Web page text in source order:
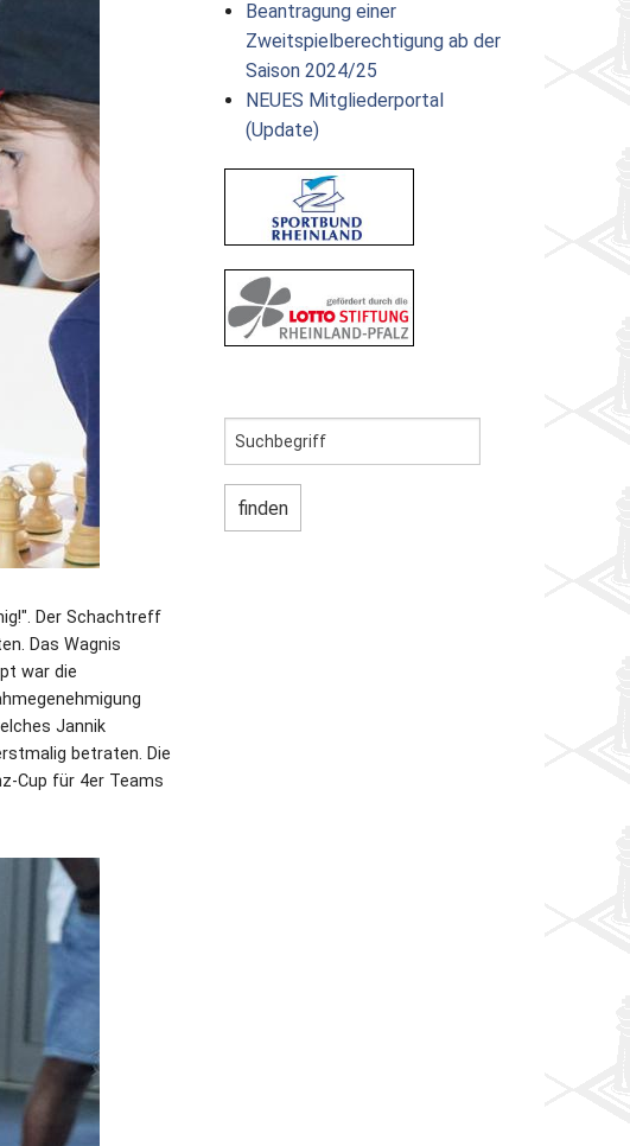
Der Schachtreff
Das Wagnis
war die
Jannik
betraten. Die
Cup für 4er Teams
Beantragung einer
Zweitspielberechtigung ab der
Saison 2024/25
NEUES Mitgliederportal
(Update)